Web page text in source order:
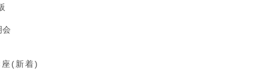
会
(新着)